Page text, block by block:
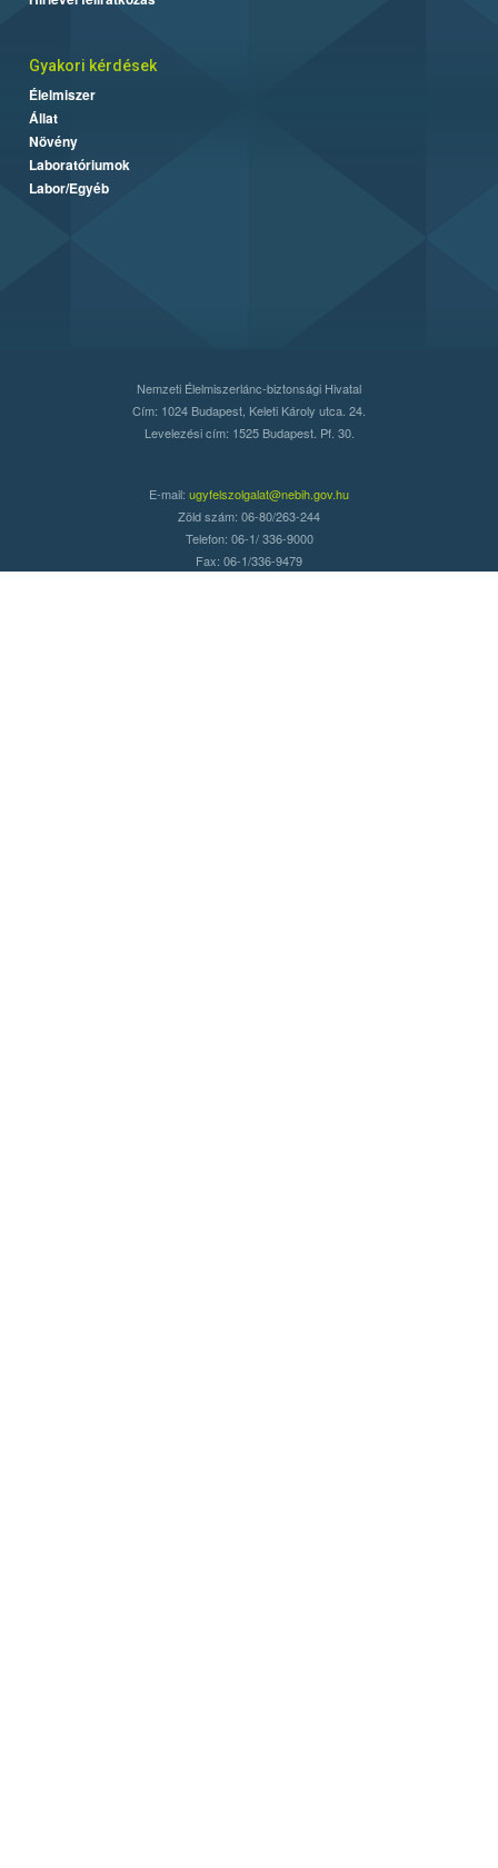
Gyakori kérdések
Élelmiszer
Állat
Növény
Laboratóriumok
Labor/Egyéb
Nemzeti Élelmiszerlánc-biztonsági Hivatal
Cím: 1024 Budapest, Keleti Károly utca. 24.
Levelezési cím: 1525 Budapest. Pf. 30.
E-mail: ugyfelszolgalat@nebih.gov.hu
Zöld szám: 06-80/263-244
Telefon: 06-1/ 336-9000
Fax: 06-1/336-9479